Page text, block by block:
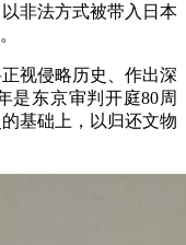
非法方式被带入日本
视侵略历史、作出深
是东京审判开庭80周
基础上，以归还文物